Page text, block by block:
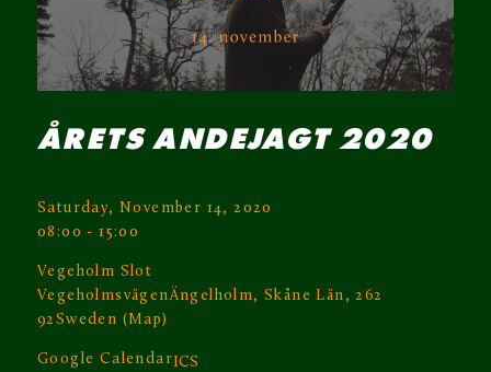
ÅRETS ANDEJAGT 2020
Saturday, November 14, 2020
08:00 - 15:00
Vegeholm Slot
VegeholmsvägenÄngelholm, Skåne Län, 262
92Sweden (Map)
Google CalendarICS